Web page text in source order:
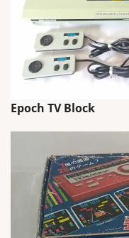
Epoch TV Block